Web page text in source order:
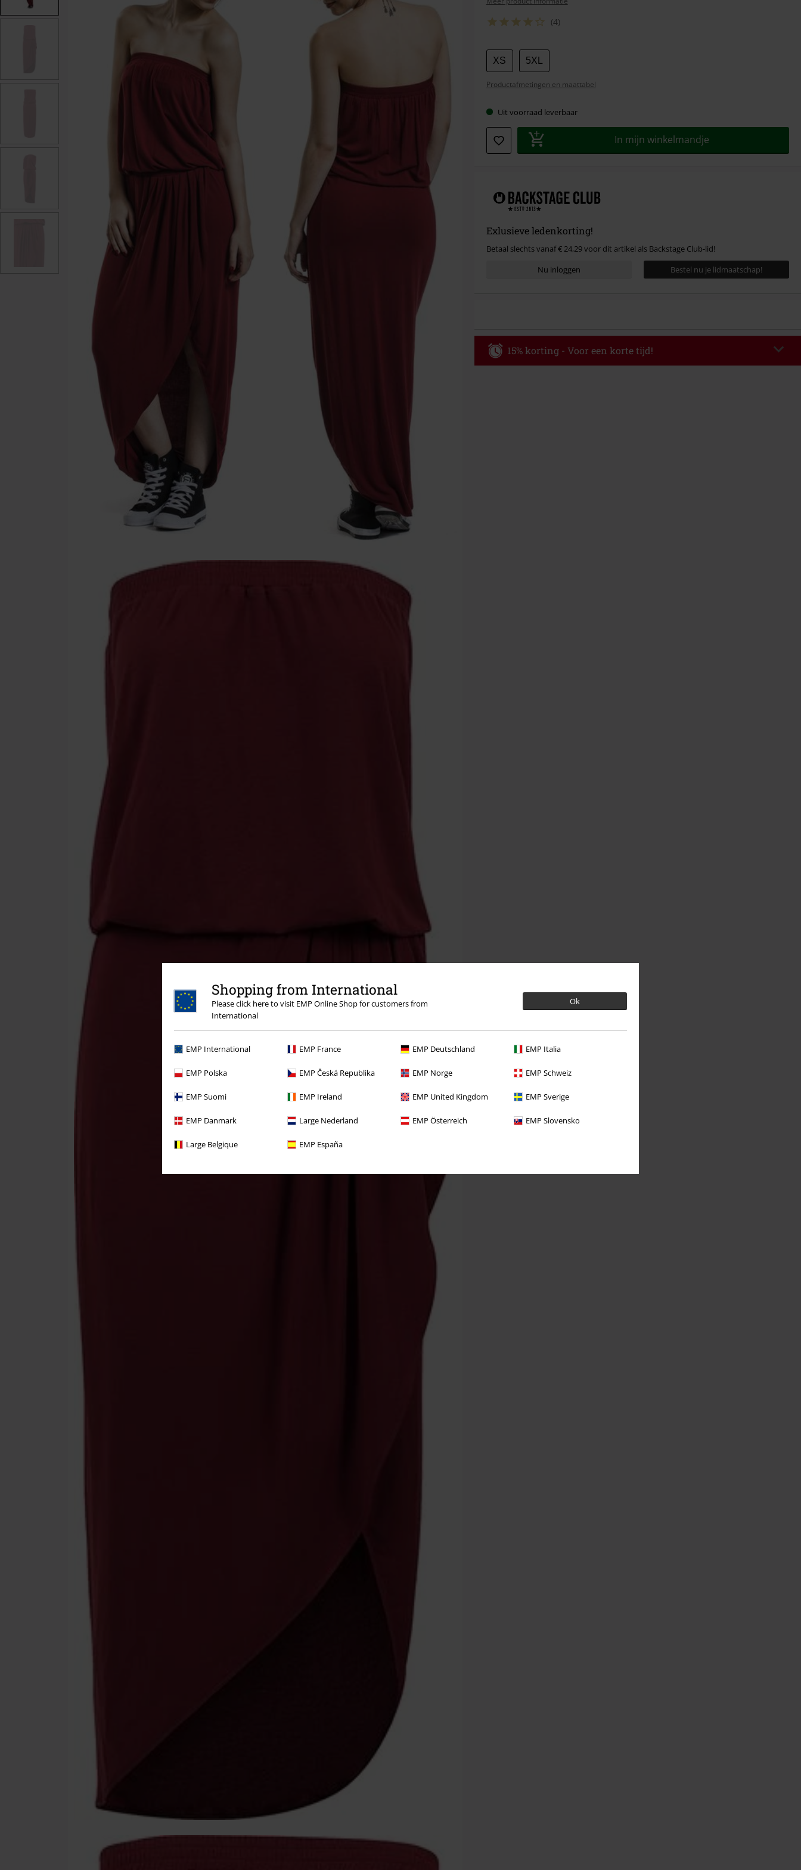
Shopping from International
Please click here to visit EMP Online Shop for customers from
International
Ok
EMP International EMP France EMP Deutschland EMP Italia
EMP Polska EMP Česká Republika EMP Norge EMP Schweiz
EMP Suomi EMP Ireland EMP United Kingdom EMP Sverige
EMP Danmark Large Nederland EMP Österreich EMP Slovensko
Large Belgique EMP España
(4)
Kies
je
maat
XS 5XL
Productafmetingen en maattabel
Uit voorraad leverbaar
In mijn winkelmandje
Exlusieve ledenkorting!
Betaal slechts vanaf € 24,29 voor dit artikel als Backstage Club-lid!
Nu inloggen
Bestel nu je lidmaatschap!
15% korting - Voor een korte tijd!